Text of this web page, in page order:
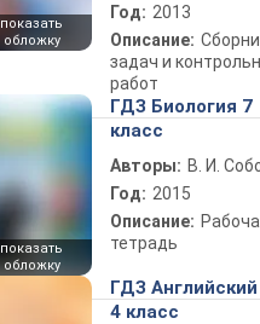
показать
обложку
Год: 2013
Описание:
задач и
работ
показать
обложку
ГДЗ Биология 7
класс
Авторы: В. И.
Год: 2015
Описание:
тетрадь
ГДЗ
4 класс